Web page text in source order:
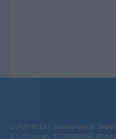
LUNIFIN S.r.l. a socio unico.
C.F./P.Iva en. 07174900154, REA